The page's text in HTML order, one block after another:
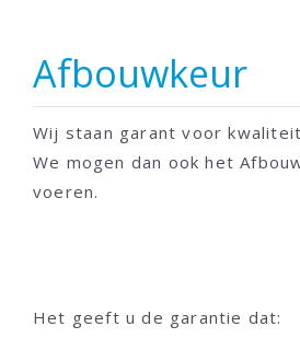
Afbouwkeur
Wij staan garant voor
We mogen dan ook het
voeren.
Het geeft u de garantie dat: